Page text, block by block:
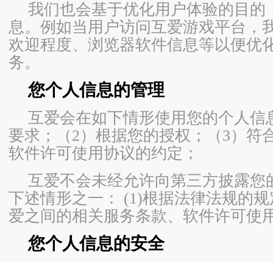
我们也会基于优化用户体验的目的
息。例如当用户访问互爱游戏平台，
欢迎程度、浏览器软件信息等以便优
务。
您个人信息的管理
互爱会在如下情形使用您的个人信
要求；（2）根据您的授权；（3）符
软件许可使用协议的约定；
互爱不会未经允许向第三方披露您
下述情形之一： (1)根据法律法规的
爱之间的相关服务条款、软件许可使
您个人信息的安全